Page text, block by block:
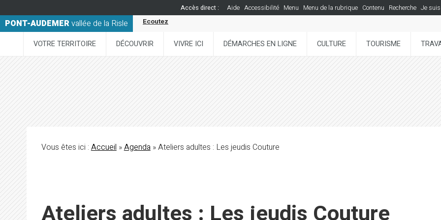
Accès direct : Aide Accessibilité Menu Menu de la rubrique Contenu Recherche Je suis
PONT-AUDEMERvallée de la Risle Ecoutez
VOTRE TERRITOIRE DÉCOUVRIR VIVRE ICI DÉMARCHES EN LIGNE CULTURE TOURISME
Vous êtes ici :Accueil»Agenda» Ateliers adultes : Les jeudis Couture